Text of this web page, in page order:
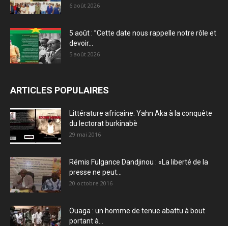
6 août 2026
5 août : ”Cette date nous rappelle notre rôle et
devoir...
5 août 2026
ARTICLES POPULAIRES
Littérature africaine: Yahn Aka à la conquête
du lectorat burkinabè
29 mai 2016
Rémis Fulgance Dandjinou : «La liberté de la
presse ne peut...
20 octobre 2016
Ouaga : un homme de tenue abattu à bout
portant à...